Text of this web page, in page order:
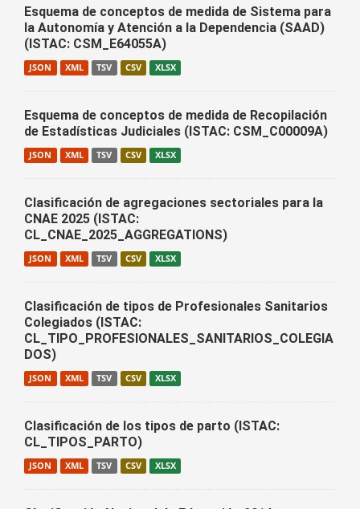
Esquema de conceptos de medida de Sistema para
la Autonomía y Atención a la Dependencia (SAAD)
(ISTAC: CSM_E64055A)
JSON XML TSV CSV XLSX
Esquema de conceptos de medida de Recopilación
de Estadísticas Judiciales (ISTAC: CSM_C00009A)
JSON XML TSV CSV XLSX
Clasificación de agregaciones sectoriales para la
CNAE 2025 (ISTAC:
CL_CNAE_2025_AGGREGATIONS)
JSON XML TSV CSV XLSX
Clasificación de tipos de Profesionales Sanitarios
Colegiados (ISTAC:
CL_TIPO_PROFESIONALES_SANITARIOS_COLEGIA
DOS)
JSON XML TSV CSV XLSX
Clasificación de los tipos de parto (ISTAC:
CL_TIPOS_PARTO)
JSON XML TSV CSV XLSX